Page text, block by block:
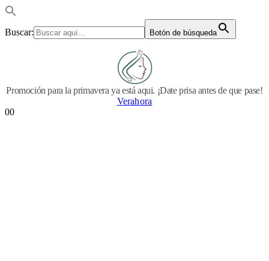
Buscar: Botón de búsqueda
Promoción para la primavera ya está aqui. ¡Date prisa antes de que pase!
Verahora
00